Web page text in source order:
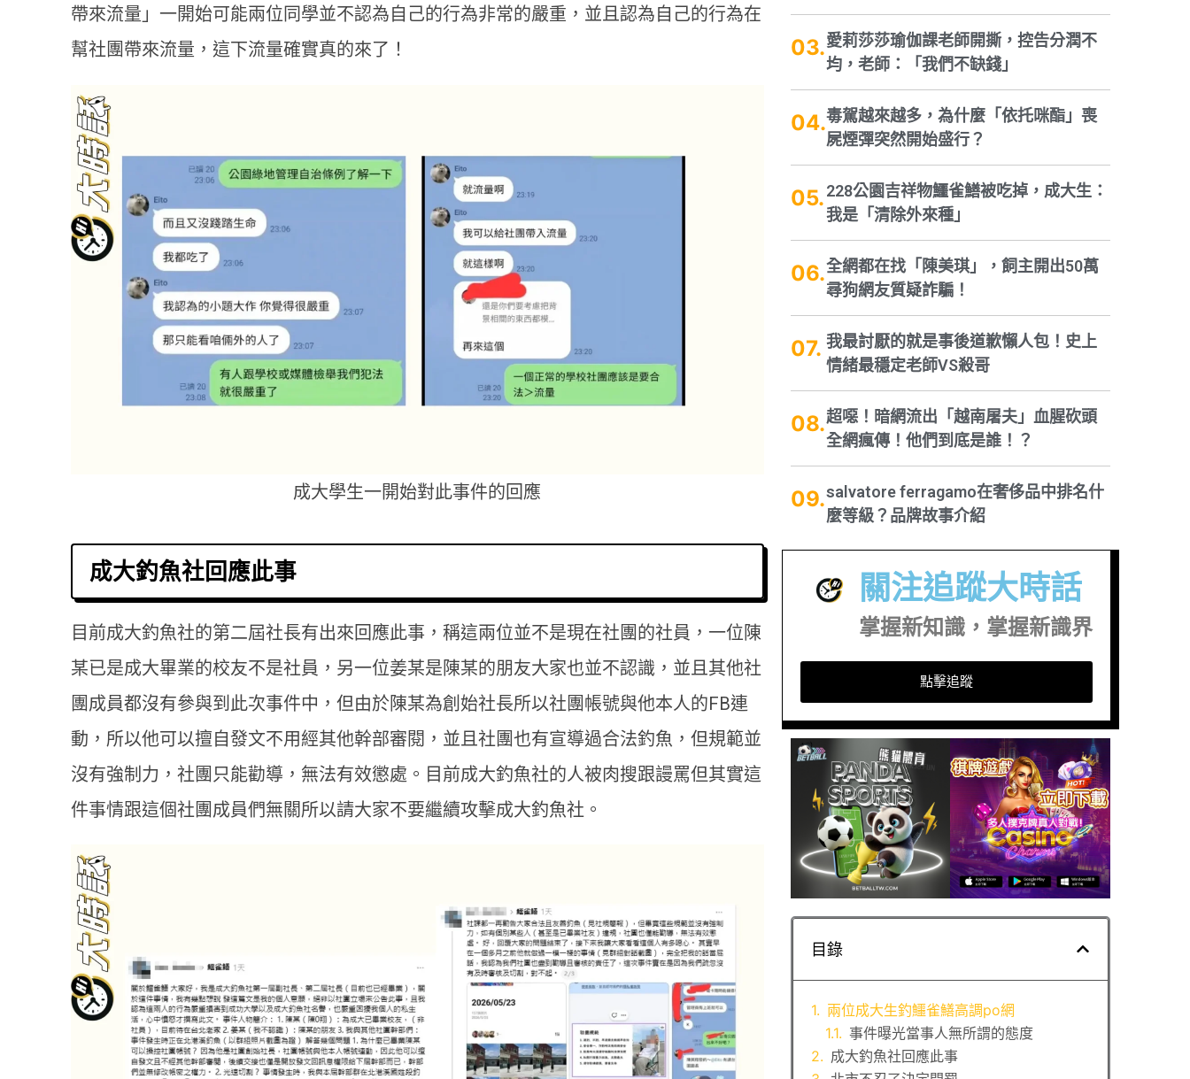
帶來流量」一開始可能兩位同學並不認為自己的行為非常的嚴重，並且認為自己的行為在
幫社團帶來流量，這下流量確實真的來了！
成大學生一開始對此事件的回應
成大釣魚社回應此事
目前成大釣魚社的第二屆社長有出來回應此事，稱這兩位並不是現在社團的社員，一位陳
某已是成大畢業的校友不是社員，另一位姜某是陳某的朋友大家也並不認識，並且其他社
團成員都沒有參與到此次事件中，但由於陳某為創始社長所以社團帳號與他本人的FB連
動，所以他可以擅自發文不用經其他幹部審閱，並且社團也有宣導過合法釣魚，但規範並
沒有強制力，社團只能勸導，無法有效懲處。目前成大釣魚社的人被肉搜跟謾罵但其實這
件事情跟這個社團成員們無關所以請大家不要繼續攻擊成大釣魚社。
愛莉莎莎瑜伽課老師開撕，控告分潤不
均，老師：「我們不缺錢」
毒駕越來越多，為什麼「依托咪酯」喪
屍煙彈突然開始盛行？
228公園吉祥物鱷雀鱔被吃掉，成大生：
我是「清除外來種」
全網都在找「陳美琪」，飼主開出50萬
尋狗網友質疑詐騙！
我最討厭的就是事後道歉懶人包！史上
情緒最穩定老師VS殺哥
超噁！暗網流出「越南屠夫」血腥砍頭
全網瘋傳！他們到底是誰！？
salvatore ferragamo在奢侈品中排名什
麼等級？品牌故事介紹
關注追蹤大時話
掌握新知識，掌握新識界
點擊追蹤
目錄
兩位成大生釣鱷雀鱔高調po網
事件曝光當事人無所謂的態度
成大釣魚社回應此事